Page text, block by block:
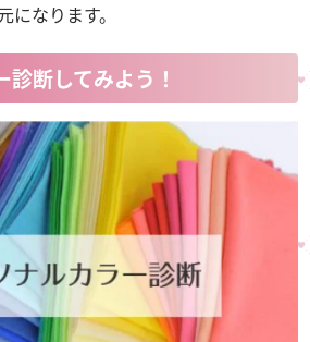
になります。
断してみよう！